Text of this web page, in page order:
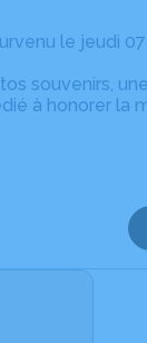
le jeudi 07
souvenirs,
à honorer la